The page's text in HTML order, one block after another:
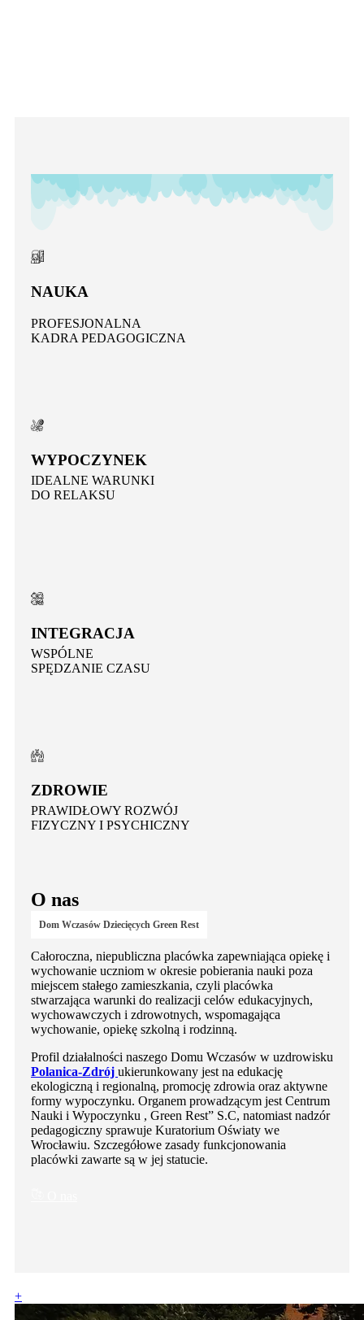
NAUKA
PROFESJONALNA
KADRA PEDAGOGICZNA
WYPOCZYNEK
IDEALNE WARUNKI
DO RELAKSU
INTEGRACJA
WSPÓLNE
SPĘDZANIE CZASU
ZDROWIE
PRAWIDŁOWY ROZWÓJ
FIZYCZNY I PSYCHICZNY
O nas
Dom Wczasów Dziecięcych Green Rest
Całoroczna, niepubliczna placówka zapewniająca opiekę i
wychowanie uczniom w okresie pobierania nauki poza
miejscem stałego zamieszkania, czyli placówka
stwarzająca warunki do realizacji celów edukacyjnych,
wychowawczych i zdrowotnych, wspomagająca
wychowanie, opiekę szkolną i rodzinną.
Profil działalności naszego Domu Wczasów w uzdrowisku
Polanica-Zdrój ukierunkowany jest na edukację
ekologiczną i regionalną, promocję zdrowia oraz aktywne
formy wypoczynku. Organem prowadzącym jest Centrum
Nauki i Wypoczynku , Green Rest” S.C, natomiast nadzór
pedagogiczny sprawuje Kuratorium Oświaty we
Wrocławiu. Szczegółowe zasady funkcjonowania
placówki zawarte są w jej statucie.
+